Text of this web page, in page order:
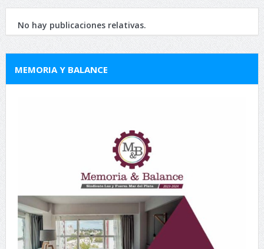
No hay publicaciones relativas.
MEMORIA Y BALANCE